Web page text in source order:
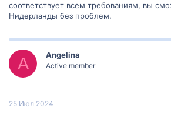
соответствует всем требованиям, вы
Нидерланды без проблем.
A Angelina
Active member
25 Июл 2024